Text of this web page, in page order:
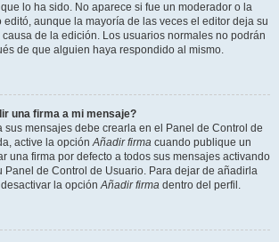
lo ha sido. No aparece si fue un moderador o la
aunque la mayoría de las veces el editor deja su
de la edición. Los usuarios normales no podrán
de que alguien haya respondido al mismo.
una firma a mi mensaje?
sus mensajes debe crearla en el Panel de Control de
active la opciónAñadir firma cuando publique un
una firma por defecto a todos sus mensajes activando
Panel de Control de Usuario. Para dejar de añadirla
la opciónAñadir firma dentro del perfil.